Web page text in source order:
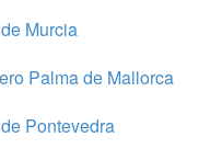
Murcia
Palma de Mallorca
Pontevedra